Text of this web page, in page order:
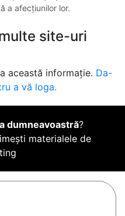
a afecțiunilor lor.
site-uri
această informație. Da-
a vă loga.
dumneavoastră?
materialele de